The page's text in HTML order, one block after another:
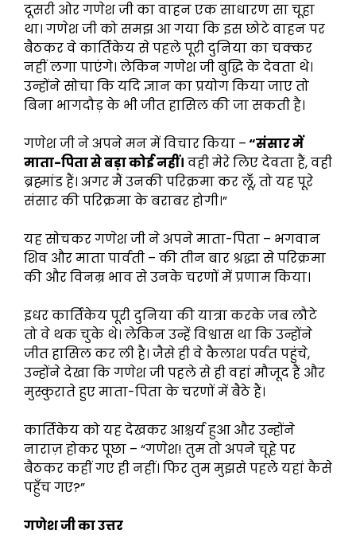
दूसरी ओर गणेश जी का वाहन एक साधारण सा चूहा
था। गणेश जी को समझ आ गया कि इस छोटे वाहन पर
बैठकर वे कार्तिकेय से पहले पूरी दुनिया का चक्कर
नहीं लगा पाएंगे। लेकिन गणेश जी बुद्धि के देवता थे।
उन्होंने सोचा कि यदि ज्ञान का प्रयोग किया जाए तो
बिना भागदौड़ के भी जीत हासिल की जा सकती है।
गणेश जी ने अपने मन में विचार किया –“संसार में
माता-पिता से बड़ा कोई नहीं। वही मेरे लिए देवता हैं, वही
ब्रह्मांड हैं। अगर मैं उनकी परिक्रमा कर लूँ, तो यह पूरे
संसार की परिक्रमा के बराबर होगी।”
यह सोचकर गणेश जी ने अपने माता-पिता – भगवान
शिव और माता पार्वती – की तीन बार श्रद्धा से परिक्रमा
की और विनम्र भाव से उनके चरणों में प्रणाम किया।
इधर कार्तिकेय पूरी दुनिया की यात्रा करके जब लौटे
तो वे थक चुके थे। लेकिन उन्हें विश्वास था कि उन्होंने
जीत हासिल कर ली है। जैसे ही वे कैलाश पर्वत पहुंचे,
उन्होंने देखा कि गणेश जी पहले से ही वहां मौजूद हैं और
मुस्कुराते हुए माता-पिता के चरणों में बैठे हैं।
कार्तिकेय को यह देखकर आश्चर्य हुआ और उन्होंने
नाराज़ होकर पूछा – “गणेश! तुम तो अपने चूहे पर
बैठकर कहीं गए ही नहीं। फिर तुम मुझसे पहले यहां कैसे
पहुँच गए?”
गणेश जी का उत्तर